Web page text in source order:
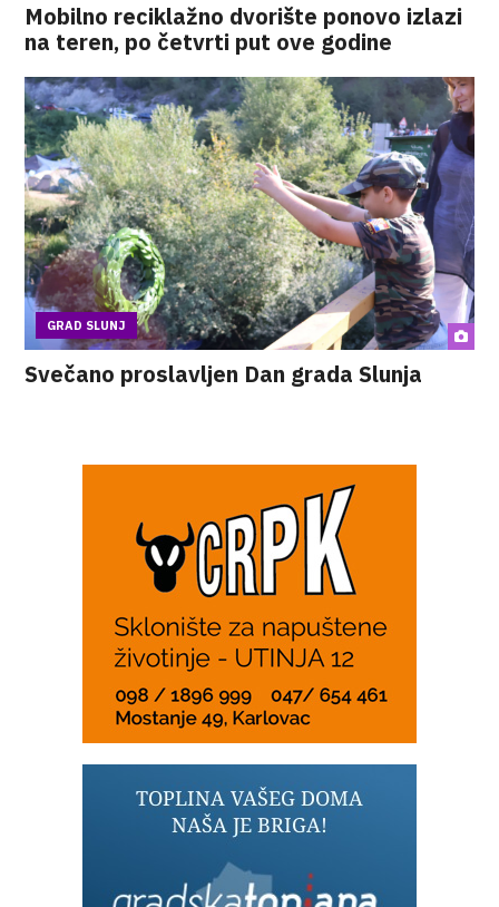
Mobilno reciklažno dvorište ponovo izlazi
na teren, po četvrti put ove godine
GRAD SLUNJ
Svečano proslavljen Dan grada Slunja